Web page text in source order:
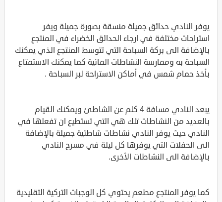
يوفر النادي حدائق جميلة منسقة بصورة جميلة ويفر
استراحات مختلفة في ارجاء الحدائق الخضراء في المنتجع
بالإضافة الى بركة السباحة التي تتوسط المنتجع الذي يمكنك
السباحة به وممارسة النشاطات المائية كما يمكنك الاستمتاع
بأخذ حمام شمس في أماكن الاستراحة لبر السباحة .
يبعد النادي مسافة 4 كلم عن الشاطئ ويمكنك القيام
بالعديد من النشاطات تلك هي التي تستطيع ان تفعلها في
النادي حيث يوفر النادي نشاطات شاطئية جميلة بالإضافة
الى الحفلات التي يوفرها كل ليلة في مسرح النادي
بالإضافة الى النشاطات الأخرى.
كما يوفر المنتجع مطعم يحتوي كل الوجبات التركية التقليدية